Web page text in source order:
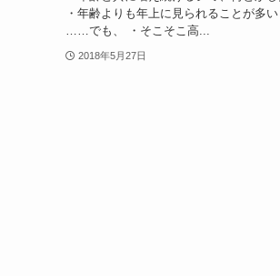
・年齢よりも年上に見られることが多い
……でも、 ・そこそこ高...
2018年5月27日